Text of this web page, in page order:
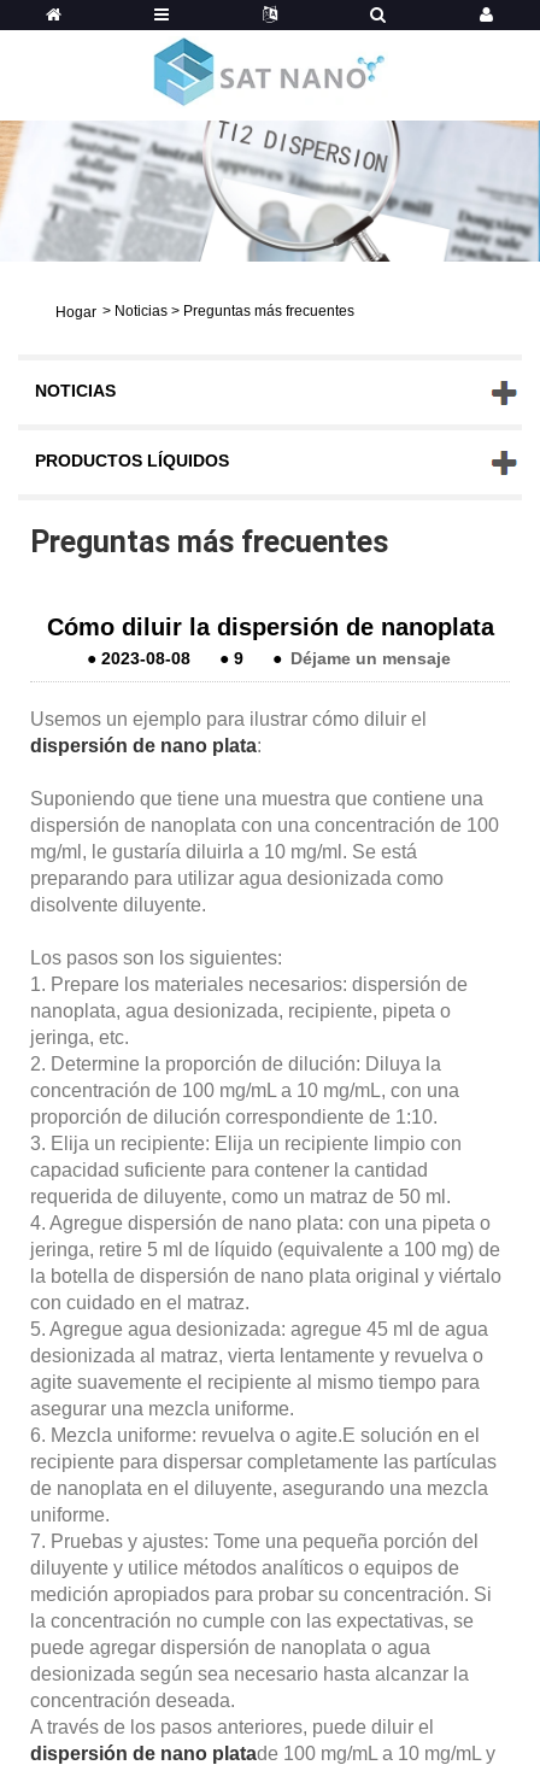
Hogar > Noticias > Preguntas más frecuentes
NOTICIAS
PRODUCTOS LÍQUIDOS
Preguntas más frecuentes
Cómo diluir la dispersión de nanoplata
● 2023-08-08 ● 9 ● Déjame un mensaje
Usemos un ejemplo para ilustrar cómo diluir el
dispersión de nano plata:
Suponiendo que tiene una muestra que contiene una
dispersión de nanoplata con una concentración de 100
mg/ml, le gustaría diluirla a 10 mg/ml. Se está
preparando para utilizar agua desionizada como
disolvente diluyente.
Los pasos son los siguientes:
1. Prepare los materiales necesarios: dispersión de
nanoplata, agua desionizada, recipiente, pipeta o
jeringa, etc.
2. Determine la proporción de dilución: Diluya la
concentración de 100 mg/mL a 10 mg/mL, con una
proporción de dilución correspondiente de 1:10.
3. Elija un recipiente: Elija un recipiente limpio con
capacidad suficiente para contener la cantidad
requerida de diluyente, como un matraz de 50 ml.
4. Agregue dispersión de nano plata: con una pipeta o
jeringa, retire 5 ml de líquido (equivalente a 100 mg) de
la botella de dispersión de nano plata original y viértalo
con cuidado en el matraz.
5. Agregue agua desionizada: agregue 45 ml de agua
desionizada al matraz, vierta lentamente y revuelva o
agite suavemente el recipiente al mismo tiempo para
asegurar una mezcla uniforme.
6. Mezcla uniforme: revuelva o agite.E solución en el
recipiente para dispersar completamente las partículas
de nanoplata en el diluyente, asegurando una mezcla
uniforme.
7. Pruebas y ajustes: Tome una pequeña porción del
diluyente y utilice métodos analíticos o equipos de
medición apropiados para probar su concentración. Si
la concentración no cumple con las expectativas, se
puede agregar dispersión de nanoplata o agua
desionizada según sea necesario hasta alcanzar la
concentración deseada.
A través de los pasos anteriores, puede diluir el
dispersión de nano platade 100 mg/mL a 10 mg/mL y